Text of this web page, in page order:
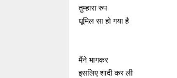
तुम्हारा रुप
धूमिल सा हो गया है
मैंने भागकर
इसलिए शादी कर ली